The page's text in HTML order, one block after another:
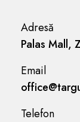
Adresă
Palas Mall,
Email
Telefon